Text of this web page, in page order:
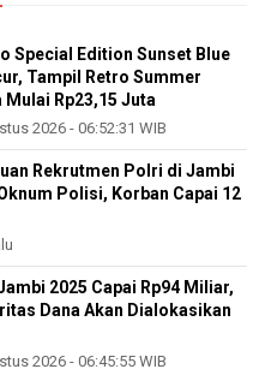
Special Edition Sunset Blue
Tampil Retro Summer
Rp23,15 Juta
2026 - 06:52:31 WIB
Rekrutmen Polri di Jambi
Polisi, Korban Capai 12
2025 Capai Rp94 Miliar,
Dana Akan Dialokasikan
2026 - 06:45:55 WIB